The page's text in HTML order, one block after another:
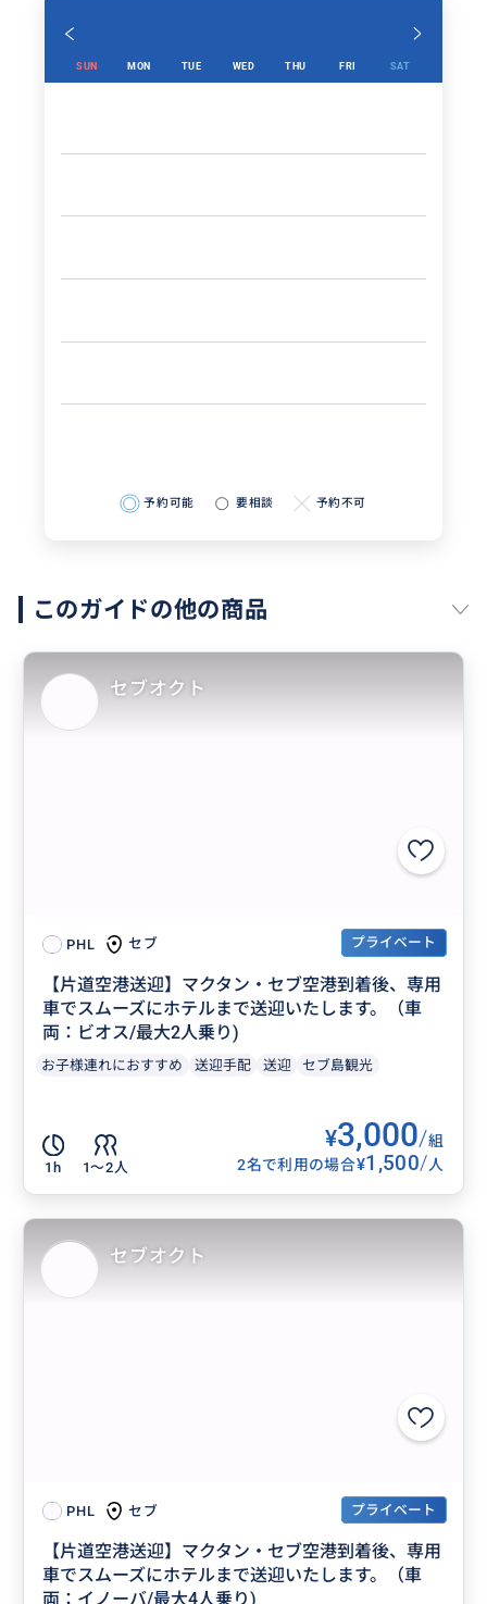
SUN MON TUE WED THU FRI SAT
予約可能 要相談 予約不可
このガイドの他の商品
PHL セブ プライベート
【片道空港送迎】マクタン・セブ空港到着後、専用
車でスムーズにホテルまで送迎いたします。（車
両：ビオス/最大2人乗り)
お子様連れにおすすめ 送迎手配 送迎 セブ島観光
1h 1〜2人
¥3,000/組
2名で利用の場合¥1,500/人
セブオクト
PHL セブ プライベート
【片道空港送迎】マクタン・セブ空港到着後、専用
車でスムーズにホテルまで送迎いたします。（車
両：イノーバ/最大4人乗り)
セブオクト